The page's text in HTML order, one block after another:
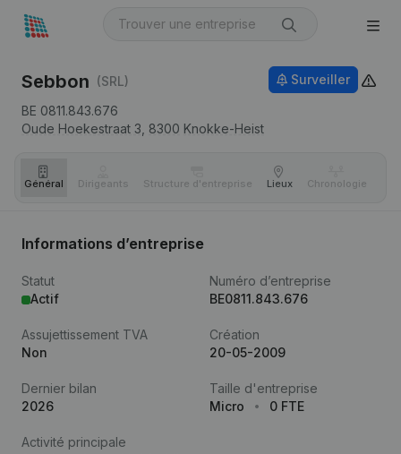
Sebbon (SRL)
BE 0811.843.676
Oude Hoekestraat 3, 8300 Knokke-Heist
Surveiller
Général Dirigeants Structure d'entreprise Lieux Chronologie
Informations d’entreprise
Statut
Actif
Numéro d’entreprise
BE0811.843.676
Assujettissement TVA
Non
Création
20-05-2009
Dernier bilan
2026
Taille d'entreprise
Micro
0 FTE
Activité principale